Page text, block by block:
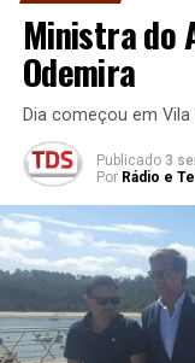
Ministra do
Odemira
Dia começou em
Publicado 3
Por Rádio e